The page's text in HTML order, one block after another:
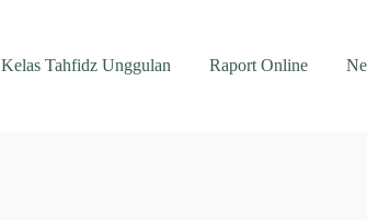
Kelas Tahfidz Unggulan Raport Online